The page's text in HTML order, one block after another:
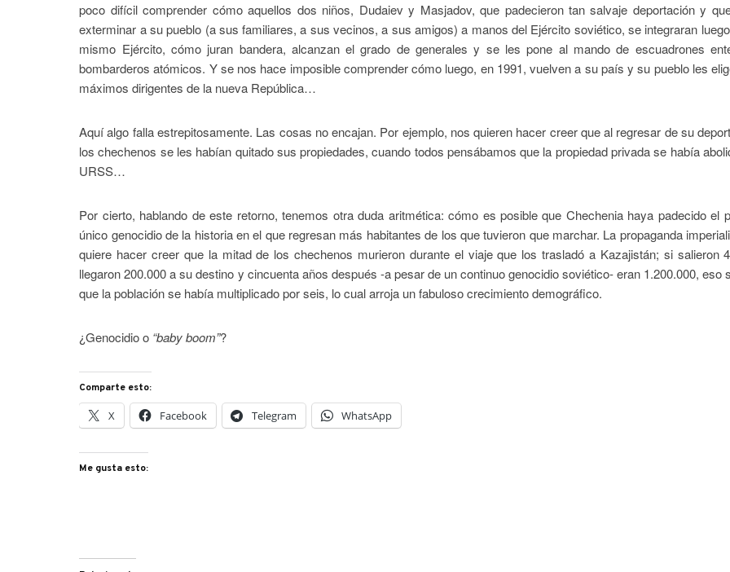
poco difícil comprender cómo aquellos dos niños, Dudaiev y Masjadov, que padecieron tan salvaje deportación y
exterminar a su pueblo (a sus familiares, a sus vecinos, a sus amigos) a manos del Ejército soviético, se integraran
mismo Ejército, cómo juran bandera, alcanzan el grado de generales y se les pone al mando de escuadrones
bombarderos atómicos. Y se nos hace imposible comprender cómo luego, en 1991, vuelven a su país y su pueblo les
máximos dirigentes de la nueva República…
Aquí algo falla estrepitosamente. Las cosas no encajan. Por ejemplo, nos quieren hacer creer que al regresar de su
los chechenos se les habían quitado sus propiedades, cuando todos pensábamos que la propiedad privada se había
URSS…
Por cierto, hablando de este retorno, tenemos otra duda aritmética: cómo es posible que Chechenia haya padecido el
único genocidio de la historia en el que regresan más habitantes de los que tuvieron que marchar. La propaganda
quiere hacer creer que la mitad de los chechenos murieron durante el viaje que los trasladó a Kazajistán; si salieron
llegaron 200.000 a su destino y cincuenta años después -a pesar de un continuo genocidio soviético- eran 1.200.000, eso
que la población se había multiplicado por seis, lo cual arroja un fabuloso crecimiento demográfico.
¿Genocidio o “baby boom”?
Comparte esto:
X Facebook Telegram WhatsApp
Me gusta esto: